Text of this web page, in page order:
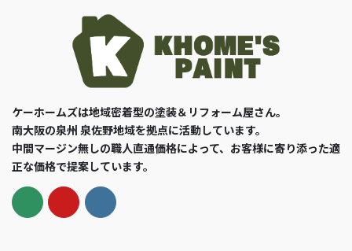
ケーホームズは地域密着型の塗装＆リフォーム屋さん。
南大阪の泉州 泉佐野地域を拠点に活動しています。
中間マージン無しの職人直通価格によって、お客様に寄り添った適
正な価格で提案しています。